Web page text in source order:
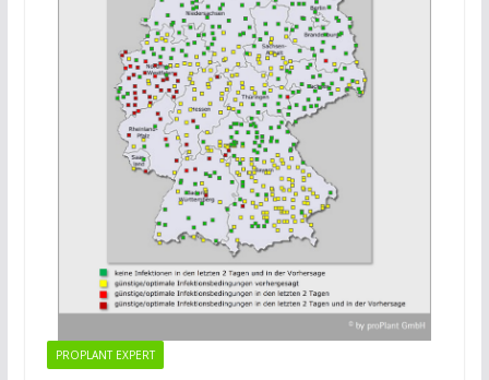
PROPLANT EXPERT